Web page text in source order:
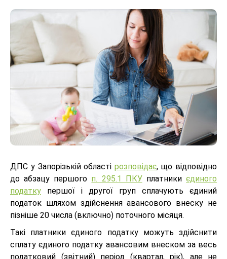
ДПС у Запорізькій областірозповідає, що відповідно
до абзацу першого п. 295.1 ПКУплатникиєдиного
податку першої і другої груп сплачують єдиний
податок шляхом здійснення авансового внеску не
пізніше 20 числа (включно) поточного місяця.
Такі платники єдиного податку можуть здійснити
сплату єдиного податку авансовим внеском за весь
податковий (звітний) період (квартал, рік), але не